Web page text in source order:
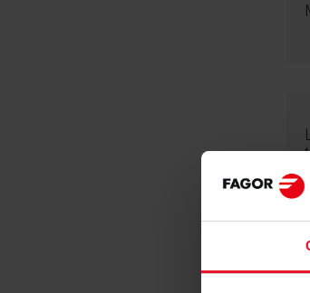
Hob&Go
Coloque o recipiente em